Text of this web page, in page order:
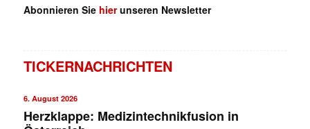
Abonnieren Sie hierunseren Newsletter
TICKERNACHRICHTEN
6. August 2026
Herzklappe: Medizintechnikfusion in